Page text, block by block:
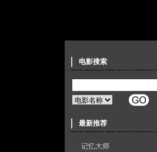
电影搜索
最新推荐
·
记忆大师